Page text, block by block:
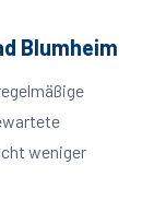
Blumheim
weniger